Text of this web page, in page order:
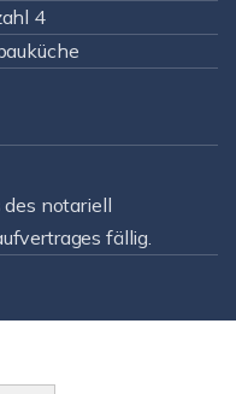
4
notariell
fällig.